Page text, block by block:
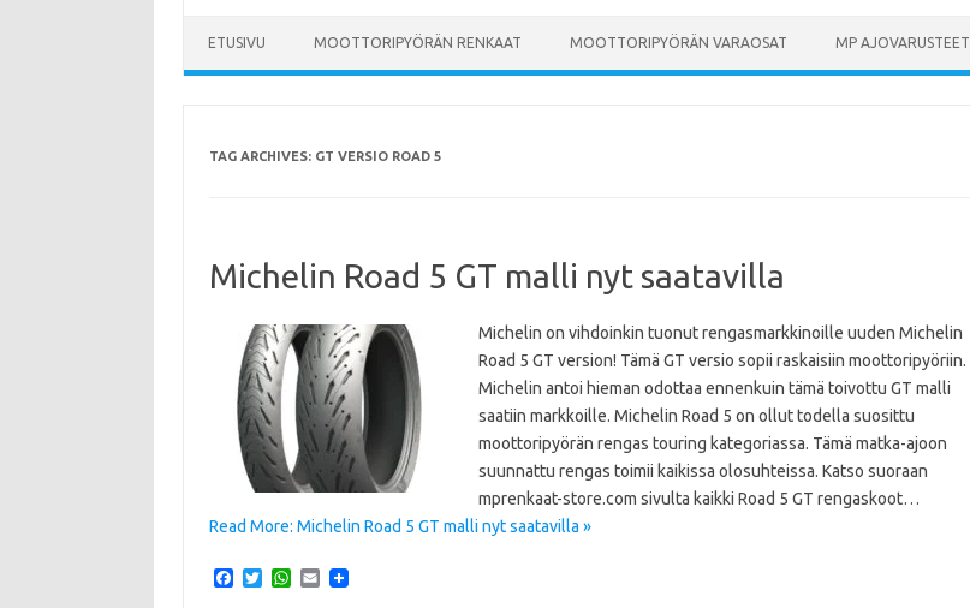
ETUSIVU MOOTTORIPYÖRÄN RENKAAT MOOTTORIPYÖRÄN VARAOSAT MP AJOVARUSTEET
TAG ARCHIVES: GT VERSIO ROAD 5
Michelin Road 5 GT malli nyt saatavilla
Michelin on vihdoinkin tuonut rengasmarkkinoille uuden Michelin
Road 5 GT version! Tämä GT versio sopii raskaisiin moottoripyöriin.
Michelin antoi hieman odottaa ennenkuin tämä toivottu GT malli
saatiin markkoille. Michelin Road 5 on ollut todella suosittu
moottoripyörän rengas touring kategoriassa. Tämä matka-ajoon
suunnattu rengas toimii kaikissa olosuhteissa. Katso suoraan
mprenkaat-store.com sivulta kaikki Road 5 GT rengaskoot…
Read More: Michelin Road 5 GT malli nyt saatavilla »
T
W
E